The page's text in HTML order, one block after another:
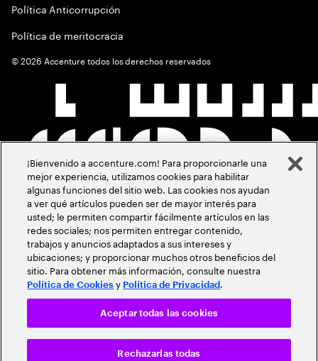
Política Anticorrupción
Política de meritocracia
©2026 Accenture todos los derechos reservados
¡Bienvenido a accenture.com! Para proporcionarle una
mejor experiencia, utilizamos cookies para habilitar
algunas funciones del sitio web. Las cookies nos ayudan
a ver qué artículos pueden ser de mayor interés para
usted; le permiten compartir fácilmente artículos en las
redes sociales; nos permiten entregar contenido,
trabajos y anuncios adaptados a sus intereses y
ubicaciones; y proporcionar muchos otros beneficios del
sitio. Para obtener más información, consulte nuestra
Política de Cookies y Política de Privacidad .
Rechazarlas todas
Aceptar todas las cookies